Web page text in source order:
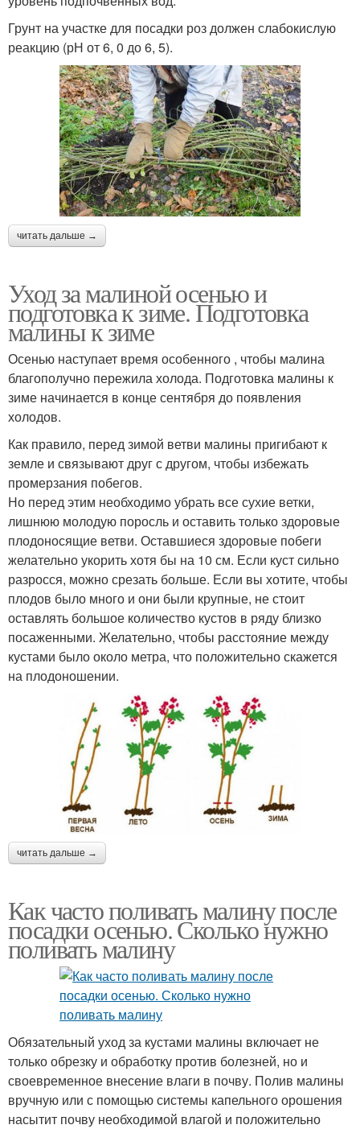
Грунт на участке для посадки роз должен слабокислую
реакцию (рН от 6, 0 до 6, 5).
читать дальше →
Уход за малиной осенью и
подготовка к зиме. Подготовка
малины к зиме
Осенью наступает время особенного , чтобы малина
благополучно пережила холода. Подготовка малины к
зиме начинается в конце сентября до появления
холодов.
Как правило, перед зимой ветви малины пригибают к
земле и связывают друг с другом, чтобы избежать
промерзания побегов.
Но перед этим необходимо убрать все сухие ветки,
лишнюю молодую поросль и оставить только здоровые
плодоносящие ветви. Оставшиеся здоровые побеги
желательно укорить хотя бы на 10 см. Если куст сильно
разросся, можно срезать больше. Если вы хотите, чтобы
плодов было много и они были крупные, не стоит
оставлять большое количество кустов в ряду близко
посаженными. Желательно, чтобы расстояние между
кустами было около метра, что положительно скажется
на плодоношении.
читать дальше →
Как часто поливать малину после
посадки осенью. Сколько нужно
поливать малину
Обязательный уход за кустами малины включает не
только обрезку и обработку против болезней, но и
своевременное внесение влаги в почву. Полив малины
вручную или с помощью системы капельного орошения
насытит почву необходимой влагой и положительно